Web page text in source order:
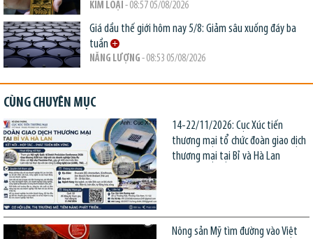
KIM LOẠI - 08:57 05/08/2026
Giá dầu thế giới hôm nay 5/8: Giảm sâu xuống đáy ba
tuần
NĂNG LƯỢNG - 08:53 05/08/2026
CÙNG CHUYÊN MỤC
14-22/11/2026: Cục Xúc tiến
thương mại tổ chức đoàn giao dịch
thương mại tại Bỉ và Hà Lan
Nông sản Mỹ tìm đường vào Việt